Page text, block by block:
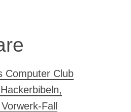
Computer Club
Fall